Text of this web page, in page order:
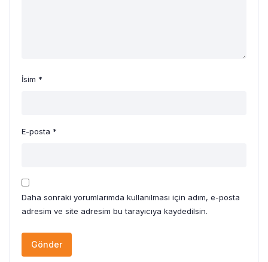
İsim *
E-posta *
Daha sonraki yorumlarımda kullanılması için adım, e-posta
adresim ve site adresim bu tarayıcıya kaydedilsin.